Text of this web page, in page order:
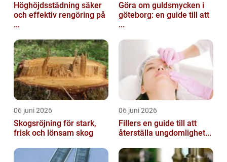
Höghöjdsstädning säker
och effektiv rengöring på
...
Göra om guldsmycken i
göteborg: en guide till att
...
06 juni 2026
Skogsröjning för stark,
frisk och lönsam skog
06 juni 2026
Fillers en guide till att
återställa ungdomlighet...